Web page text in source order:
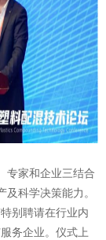
家和企业三结合
科学决策能力。
别聘请在行业内
务企业。仪式上